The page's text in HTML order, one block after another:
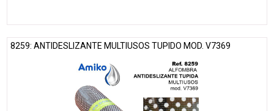
8259: ANTIDESLIZANTE MULTIUSOS TUPIDO MOD. V7369